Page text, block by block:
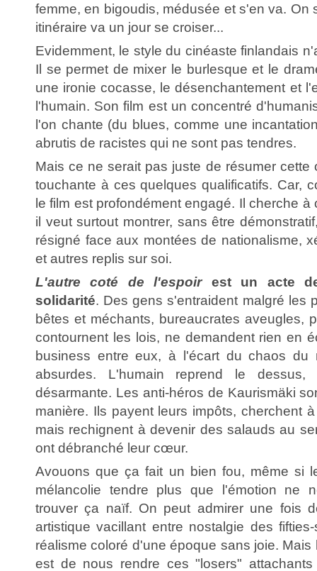
femme, en bigoudis, médusée et s'en va. On
itinéraire va un jour se croiser...
Evidemment, le style du cinéaste finlandais
Il se permet de mixer le burlesque et le
une ironie cocasse, le désenchantement et
l'humain. Son film est un concentré
l'on chante (du blues, comme une
abrutis de racistes qui ne sont pas tendres.
Mais ce ne serait pas juste de résumer
touchante à ces quelques qualificatifs. Car,
le film est profondément engagé. Il cherche à
il veut surtout montrer, sans être
résigné face aux montées de nationalisme,
et autres replis sur soi.
L'autre coté de l'espoirest un acte
solidarité. Des gens s'entraident malgré les
bêtes et méchants, bureaucrates aveugles,
contournent les lois, ne demandent rien en
business entre eux, à l'écart du chaos du
absurdes. L'humain reprend le dessus,
désarmante. Les anti-héros de Kaurismäki
manière. Ils payent leurs impôts, cherchent
mais rechignent à devenir des salauds au
ont débranché leur cœur.
Avouons que ça fait un bien fou, même si
mélancolie tendre plus que l'émotion ne
trouver ça naïf. On peut admirer une fois
artistique vacillant entre nostalgie des
réalisme coloré d'une époque sans joie. Mais
est de nous rendre ces "losers"